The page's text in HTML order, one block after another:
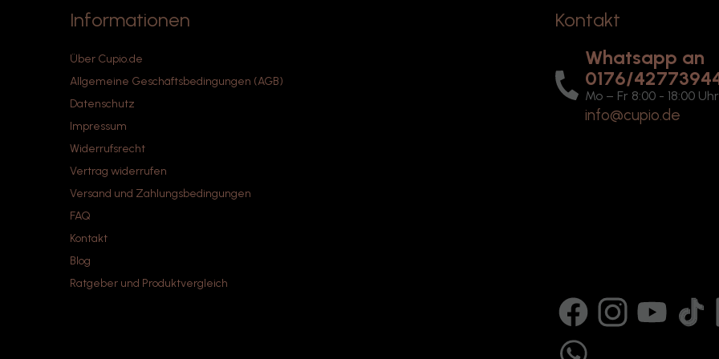
wunderschöne, langlebige
Haftung. Perfekte Nägel.
Informationen
Über Cupio.de
Allgemeine Geschäftsbedingungen (AGB)
Datenschutz
Impressum
Widerrufsrecht
Vertrag widerrufen
Versand und Zahlungsbedingungen
FAQ
Kontakt
Blog
Ratgeber und Produktvergleich
Kontakt
Whatsapp an
0176/
Mo – Fr 8:00 - 18:00 Uhr
info@cupio.de
FacebookInstagramYouTubeTikTok